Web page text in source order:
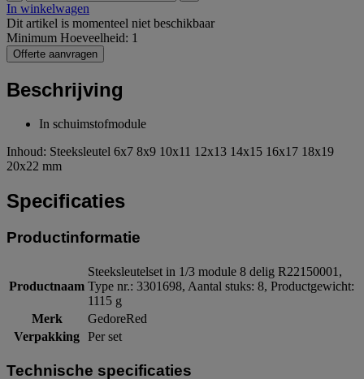
In winkelwagen
Dit artikel is momenteel niet beschikbaar
Minimum Hoeveelheid: 1
Offerte aanvragen
Beschrijving
In schuimstofmodule
Inhoud: Steeksleutel 6x7 8x9 10x11 12x13 14x15 16x17 18x19
20x22 mm
Specificaties
Productinformatie
Productnaam
Steeksleutelset in 1/3 module 8 delig R22150001,
Type nr.: 3301698, Aantal stuks: 8, Productgewicht:
1115 g
Merk
GedoreRed
Verpakking Per set
Technische specificaties